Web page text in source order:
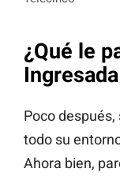
¿Qué le
Poco
todo su
Ahora bien,